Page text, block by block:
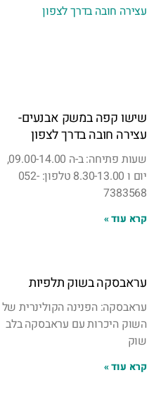
שישו קפה במשק אבנעים-
עצירה חובה בדרך לצפון
שעות פתיחה: ב-ה 09.00-14.00,
יום ו 8.30-13.00 טלפון: 052-
7383568
קרא עוד »
עראבסקה בשוק תלפיות
עראבסקה: הפנינה הקולינרית של
השוק היכרות עם עראבסקה בלב
שוק
קרא עוד »